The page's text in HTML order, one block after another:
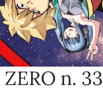
n. 33